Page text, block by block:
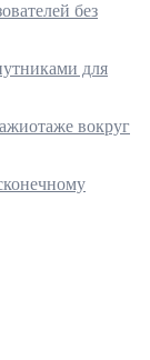
без
для
вокруг